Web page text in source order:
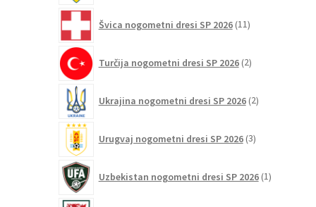
Švica nogometni dresi SP 2026 11izdelkov
Turčija nogometni dresi SP 2026 2izdelka
Ukrajina nogometni dresi SP 2026 2izdelka
Urugvaj nogometni dresi SP 2026 3izdelki
Uzbekistan nogometni dresi SP 2026 1izdelek